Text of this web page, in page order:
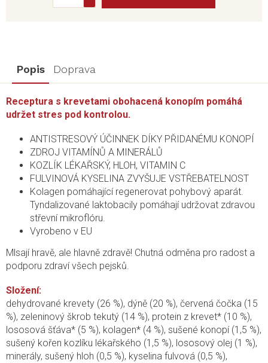
Popis Doprava
Receptura s krevetami obohacená konopím pomáhá
udržet stres pod kontrolou.
ANTISTRESOVÝ ÚČINNEK DÍKY PŘIDANÉMU KONOPÍ
ZDROJ VITAMÍNŮ A MINERÁLŮ
KOZLÍK LÉKAŘSKÝ, HLOH, VITAMIN C
FULVINOVÁ KYSELINA ZVYŠUJE VSTŘEBATELNOST
Kolagen pomáhající regenerovat pohybový aparát.
Tyndalizované laktobacily pomáhají udržovat zdravou
střevní mikroflóru.
Vyrobeno v EU
Mlsají hravě, ale hlavně zdravě! Chutná odměna pro radost a
podporu zdraví všech pejsků.
Složení:
dehydrované krevety (26 %), dýně (20 %), červená čočka (15
%), zeleninový škrob tekutý (14 %), protein z krevet* (10 %),
lososová šťáva* (5 %), kolagen* (4 %), sušené konopí (1,5 %),
sušený kořen kozlíku lékařského (1,5 %), lososový olej (1 %),
minerály, sušený hloh (0,5 %), kyselina fulvová (0,5 %),